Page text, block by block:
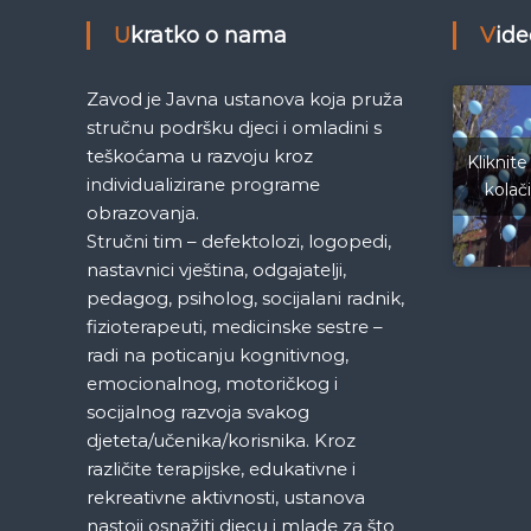
g
a
c
i
j
a
č
l
a
n
Ukratko o nama
Zavod je Javna ustanova koja pruža
stručnu podršku djeci i omladini s
teškoćama u razvoju kroz
individualizirane programe
obrazovanja.
Stručni tim – defektolozi, logopedi,
nastavnici vještina, odgajatelji,
pedagog, psiholog, socijalani radnik,
fizioterapeuti, medicinske sestre –
radi na poticanju kognitivnog,
emocionalnog, motoričkog i
socijalnog razvoja svakog
djeteta/učenika/korisnika. Kroz
različite terapijske, edukativne i
rekreativne aktivnosti, ustanova
nastoji osnažiti djecu i mlade za što